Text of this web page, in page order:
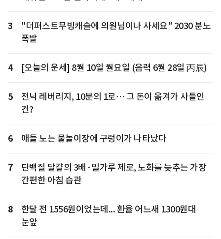
3
"더퍼스트무빙캐슬에 의원님이나 사세요" 2030 분노
폭발
4 [오늘의 운세] 8월 10일 월요일 (음력 6월 28일 丙辰)
5
전닉 레버리지, 10분의 1로… 그 돈이 옮겨가 사들인
건?
6 애들 노는 물놀이장에 구렁이가 나타났다
7
단백질 달걀의 3배·밀가루 제로, 노화를 늦추는 가장
간편한 아침 습관
8
한달 전 1556원이었는데... 환율 어느새 1300원대
눈앞